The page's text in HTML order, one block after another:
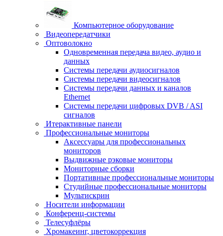
Компьютерное оборудование
Видеопередатчики
Оптоволокно
Одновременная передача видео, аудио и
данных
Системы передачи аудиосигналов
Системы передачи видеосигналов
Системы передачи данных и каналов
Ethernet
Системы передачи цифровых DVB / ASI
сигналов
Итерактивные панели
Профессиональные мониторы
Аксессуары для профессиональных
мониторов
Выдвижные рэковые мониторы
Мониторные сборки
Портативные профессиональные мониторы
Студийные профессиональные мониторы
Мультискрин
Носители информации
Конференц-системы
Телесуфлёры
Хромакеинг, цветокоррекция